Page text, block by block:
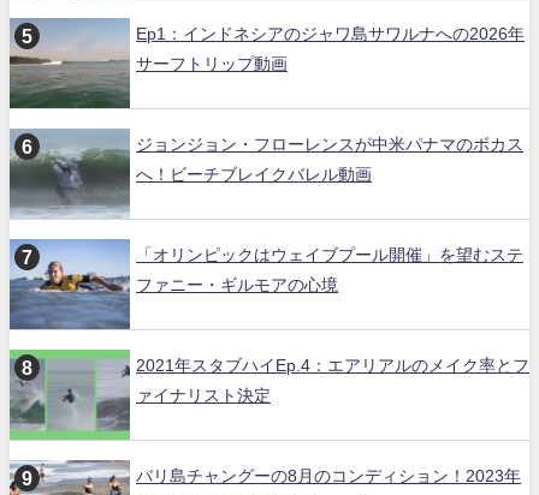
Ep1：インドネシアのジャワ島サワルナへの2026年
サーフトリップ動画
ジョンジョン・フローレンスが中米パナマのボカス
へ！ビーチブレイクバレル動画
「オリンピックはウェイブプール開催」を望むステ
ファニー・ギルモアの心境
2021年スタブハイEp.4：エアリアルのメイク率とフ
ァイナリスト決定
バリ島チャングーの8月のコンディション！2023年